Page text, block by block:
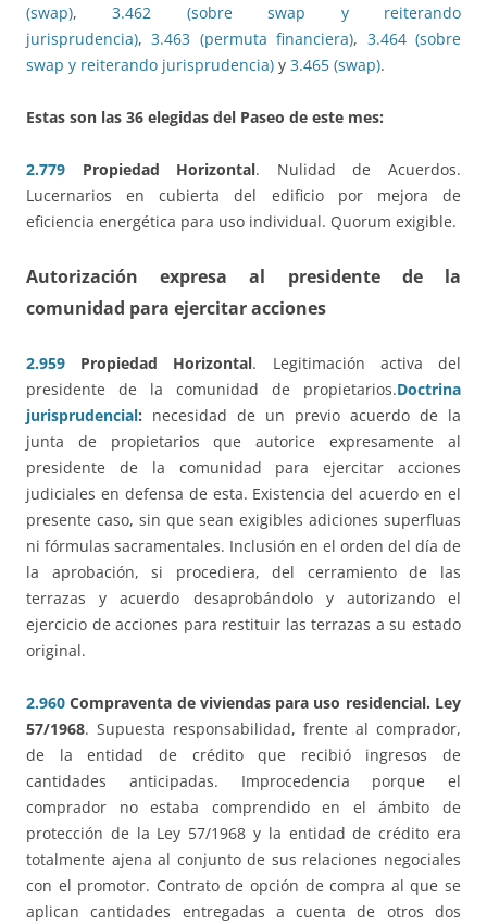
(swap),3.462 (sobre swap y reiterando
jurisprudencia),3.463 (permuta financiera), 3.464 (sobre
swap y reiterando jurisprudencia) y 3.465 (swap).
Estas son las 36 elegidas del Paseo de este mes:
2.779 Propiedad Horizontal. Nulidad de Acuerdos.
Lucernarios en cubierta del edificio por mejora de
eficiencia energética para uso individual. Quorum exigible.
Autorización expresa al presidente de la
comunidad para ejercitar acciones
2.959 Propiedad Horizontal. Legitimación activa del
presidente de la comunidad de propietarios.Doctrina
jurisprudencial: necesidad de un previo acuerdo de la
junta de propietarios que autorice expresamente al
presidente de la comunidad para ejercitar acciones
judiciales en defensa de esta. Existencia del acuerdo en el
presente caso, sin que sean exigibles adiciones superfluas
ni fórmulas sacramentales. Inclusión en el orden del día de
la aprobación, si procediera, del cerramiento de las
terrazas y acuerdo desaprobándolo y autorizando el
ejercicio de acciones para restituir las terrazas a su estado
original.
2.960 Compraventa de viviendas para uso residencial. Ley
57/1968. Supuesta responsabilidad, frente al comprador,
de la entidad de crédito que recibió ingresos de
cantidades anticipadas. Improcedencia porque el
comprador no estaba comprendido en el ámbito de
protección de la Ley 57/1968 y la entidad de crédito era
totalmente ajena al conjunto de sus relaciones negociales
con el promotor. Contrato de opción de compra al que se
aplican cantidades entregadas a cuenta de otros dos